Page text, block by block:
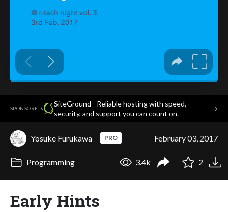
SPONSORED·
SiteGround - Reliable hosting with speed,
security, and support you can count on.
→
Yosuke Furukawa PRO February 03, 2017
Programming 3.4k 2
Early Hints